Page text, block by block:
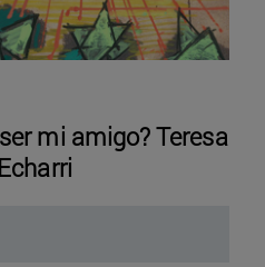
mi amigo? Teresa